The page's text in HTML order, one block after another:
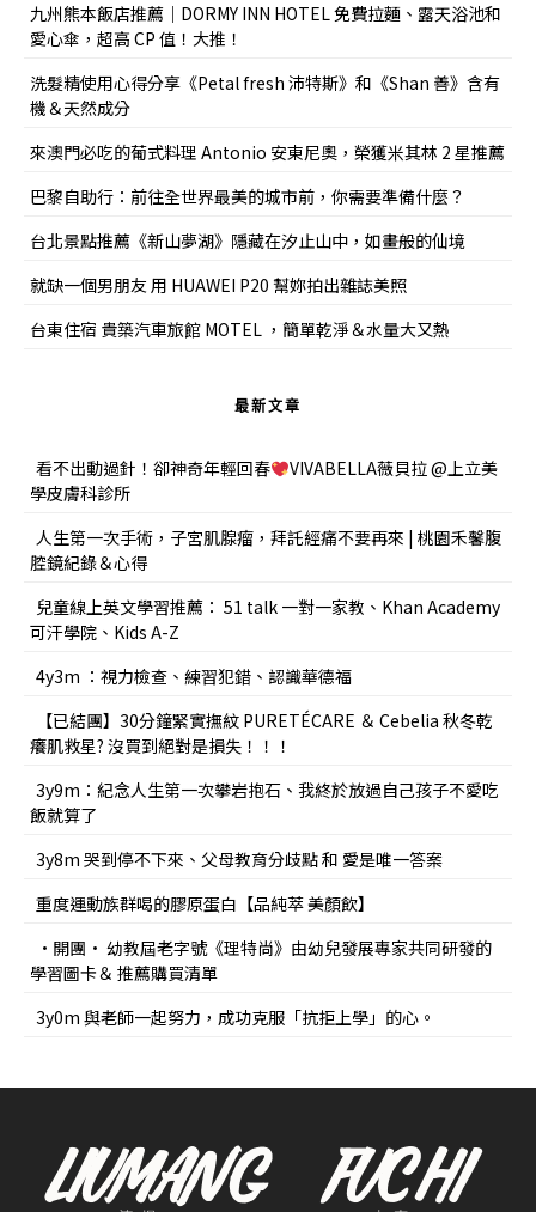
九州熊本飯店推薦｜DORMY INN HOTEL 免費拉麵、露天浴池和
愛心傘，超高 CP 值！大推！
洗髮精使用心得分享《Petal fresh 沛特斯》和《Shan 善》含有
機＆天然成分
來澳門必吃的葡式料理 Antonio 安東尼奧，榮獲米其林 2 星推薦
巴黎自助行：前往全世界最美的城市前，你需要準備什麼？
台北景點推薦《新山夢湖》隱藏在汐止山中，如畫般的仙境
就缺一個男朋友 用 HUAWEI P20 幫妳拍出雜誌美照
台東住宿 貴築汽車旅館 MOTEL ，簡單乾淨＆水量大又熱
最新文章
看不出動過針！卻神奇年輕回春
VIVABELLA薇貝拉 @上立美
學皮膚科診所
人生第一次手術，子宮肌腺瘤，拜託經痛不要再來 | 桃園禾馨腹
腔鏡紀錄＆心得
兒童線上英文學習推薦： 51 talk 一對一家教、Khan Academy
可汗學院、Kids A-Z
4y3m ：視力檢查、練習犯錯、認識華德福
【已結團】30分鐘緊實撫紋 PURETÉCARE ＆ Cebelia 秋冬乾
癢肌救星? 沒買到絕對是損失！！！
3y9m：紀念人生第一次攀岩抱石、我終於放過自己孩子不愛吃
飯就算了
3y8m 哭到停不下來、父母教育分歧點 和 愛是唯一答案
重度運動族群喝的膠原蛋白【品純萃 美顏飲】
•開團• 幼教屆老字號《理特尚》由幼兒發展專家共同研發的
學習圖卡＆ 推薦購買清單
3y0m 與老師一起努力，成功克服「抗拒上學」的心。